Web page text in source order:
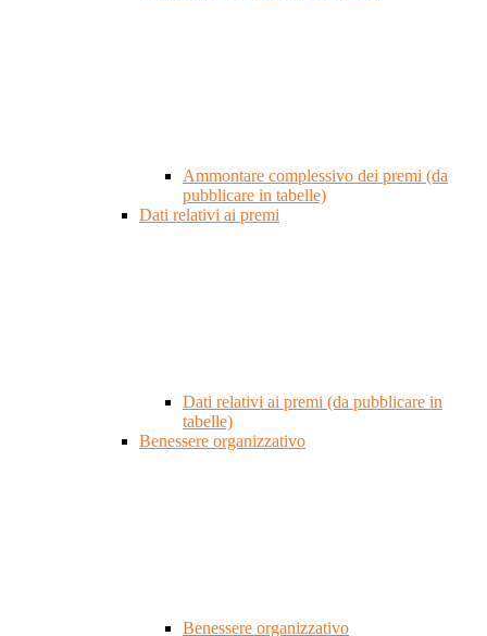
Ammontare complessivo dei premi (da
pubblicare in tabelle)
Dati relativi ai premi
Dati relativi ai premi (da pubblicare in
tabelle)
Benessere organizzativo
Benessere organizzativo